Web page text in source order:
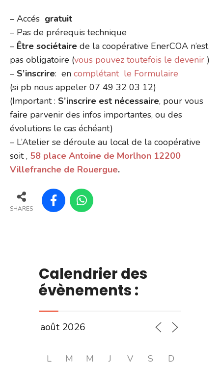
– Accés gratuit
– Pas de prérequis technique
– Être sociétaire de la coopérative EnerCOA n’est
pas obligatoire (vous pouvez toutefois le devenir )
– S’inscrire: en complétant le Formulaire
(si pb nous appeler 07 49 32 03 12)
(Important : S’inscrire est nécessaire, pour vous
faire parvenir des infos importantes, ou des
évolutions le cas échéant)
– L’Atelier se déroule au local de la coopérative
soit , 58 place Antoine de Morlhon 12200
Villefranche de Rouergue.
SHARES
Calendrier des
évènements :
L M M J V S D